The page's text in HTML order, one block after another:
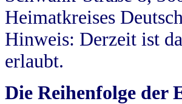
Heimatkreises
Hinweis: Derzeit ist
erlaubt.
Die Reihenfolge der